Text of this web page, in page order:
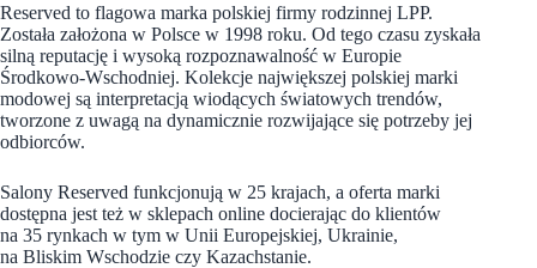
Reserved to flagowa marka polskiej firmy rodzinnej LPP.
Została założona w Polsce w 1998 roku. Od tego czasu zyskała
silną reputację i wysoką rozpoznawalność w Europie
Środkowo-Wschodniej. Kolekcje największej polskiej marki
modowej są interpretacją wiodących światowych trendów,
tworzone z uwagą na dynamicznie rozwijające się potrzeby jej
odbiorców.
Salony Reserved funkcjonują w 25 krajach, a oferta marki
dostępna jest też w sklepach online docierając do klientów
na 35 rynkach w tym w Unii Europejskiej, Ukrainie,
na Bliskim Wschodzie czy Kazachstanie.